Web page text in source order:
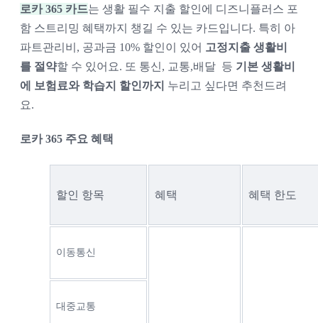
로카 365 카드는 생활 필수 지출 할인에 디즈니플러스 포
함 스트리밍 혜택까지 챙길 수 있는 카드입니다. 특히 아
파트관리비, 공과금 10% 할인이 있어 고정지출 생활비
를 절약할 수 있어요. 또 통신, 교통,배달  등 기본 생활비
에 보험료와 학습지 할인까지 누리고 싶다면 추천드려
요.
로카 365 주요 혜택
할인 항목 혜택 혜택 한도
이동통신
대중교통